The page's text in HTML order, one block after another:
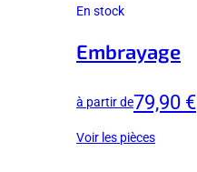
En stock
Embrayage
à partir de79,90 €
Voir les pièces